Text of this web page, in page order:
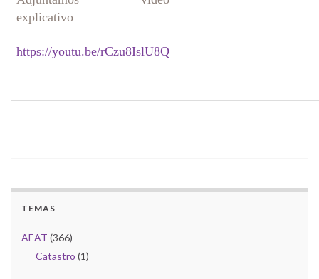
explicativo
https://youtu.be/rCzu8IslU8Q
TEMAS
AEAT (366)
Catastro (1)